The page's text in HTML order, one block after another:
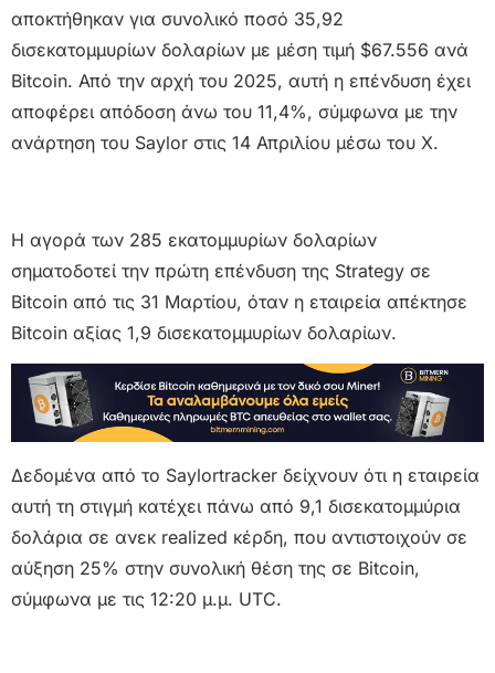
αποκτήθηκαν για συνολικό ποσό 35,92
δισεκατομμυρίων δολαρίων με μέση τιμή $67.556 ανά
Bitcoin. Από την αρχή του 2025, αυτή η επένδυση έχει
αποφέρει απόδοση άνω του 11,4%, σύμφωνα με την
ανάρτηση του Saylor στις 14 Απριλίου μέσω του X.
Η αγορά των 285 εκατομμυρίων δολαρίων
σηματοδοτεί την πρώτη επένδυση της Strategy σε
Bitcoin από τις 31 Μαρτίου, όταν η εταιρεία απέκτησε
Bitcoin αξίας 1,9 δισεκατομμυρίων δολαρίων.
Δεδομένα από το Saylortracker δείχνουν ότι η εταιρεία
αυτή τη στιγμή κατέχει πάνω από 9,1 δισεκατομμύρια
δολάρια σε ανεκ realized κέρδη, που αντιστοιχούν σε
αύξηση 25% στην συνολική θέση της σε Bitcoin,
σύμφωνα με τις 12:20 μ.μ. UTC.